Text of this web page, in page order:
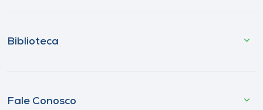
Biblioteca
Fale Conosco